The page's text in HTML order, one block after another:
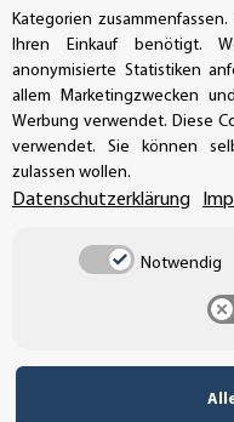
UNSER
UNSERE
Kategorien
Ihren Einkauf benötigt.
anonymisierte Statistiken
allem Marketingzwecken
Werbung verwendet. Diese
verwendet. Sie können
zulassen wollen.
Datenschutzerklärung
Notwendig